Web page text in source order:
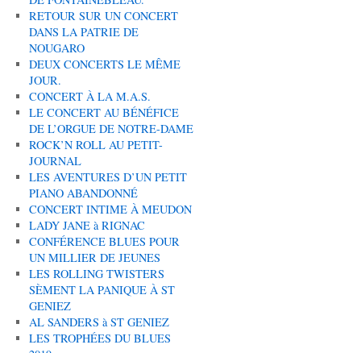
RETOUR SUR UN CONCERT
DANS LA PATRIE DE
NOUGARO
DEUX CONCERTS LE MÊME
JOUR.
CONCERT À LA M.A.S.
LE CONCERT AU BÉNÉFICE
DE L’ORGUE DE NOTRE-DAME
ROCK’N ROLL AU PETIT-
JOURNAL
LES AVENTURES D’UN PETIT
PIANO ABANDONNÉ
CONCERT INTIME À MEUDON
LADY JANE à RIGNAC
CONFÉRENCE BLUES POUR
UN MILLIER DE JEUNES
LES ROLLING TWISTERS
SÈMENT LA PANIQUE À ST
GENIEZ
AL SANDERS à ST GENIEZ
LES TROPHÉES DU BLUES